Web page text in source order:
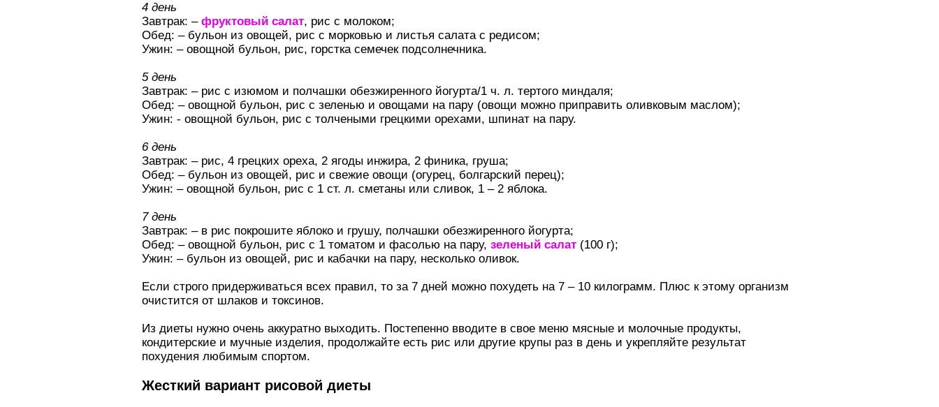
4 день
Завтрак: – фруктовый салат, рис с молоком;
Обед: – бульон из овощей, рис с морковью и листья салата с редисом;
Ужин: – овощной бульон, рис, горстка семечек подсолнечника.
5 день
Завтрак: – рис с изюмом и полчашки обезжиренного йогурта/1 ч. л. тертого миндаля;
Обед: – овощной бульон, рис с зеленью и овощами на пару (овощи можно приправить оливковым маслом);
Ужин: - овощной бульон, рис с толчеными грецкими орехами, шпинат на пару.
6 день
Завтрак: – рис, 4 грецких ореха, 2 ягоды инжира, 2 финика, груша;
Обед: – бульон из овощей, рис и свежие овощи (огурец, болгарский перец);
Ужин: – овощной бульон, рис с 1 ст. л. сметаны или сливок, 1 – 2 яблока.
7 день
Завтрак: – в рис покрошите яблоко и грушу, полчашки обезжиренного йогурта;
Обед: – овощной бульон, рис с 1 томатом и фасолью на пару, зеленый салат (100 г);
Ужин: – бульон из овощей, рис и кабачки на пару, несколько оливок.
Если строго придерживаться всех правил, то за 7 дней можно похудеть на 7 – 10 килограмм. Плюс к этому организм
очистится от шлаков и токсинов.
Из диеты нужно очень аккуратно выходить. Постепенно вводите в свое меню мясные и молочные продукты,
кондитерские и мучные изделия, продолжайте есть рис или другие крупы раз в день и укрепляйте результат
похудения любимым спортом.
Жесткий вариант рисовой диеты